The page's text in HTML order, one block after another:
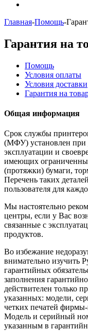
Главная-Помощь-
Гарантия на
Помощь
Условия оплаты
Условия доставки
Гарантия на
Общая информация
Срок службы
(МФУ) установлен при
эксплуатации и
имеющих
(протяжки) бумаги,
Перечень таких
пользователя для
Мы настоятельно
центры, если у Вас
связанные с
продуктов.
Во избежание
внимательно изучить
гарантийных
заполнения
действителен только
указанных: модели,
четких печатей
Модель и серийный
указанным в